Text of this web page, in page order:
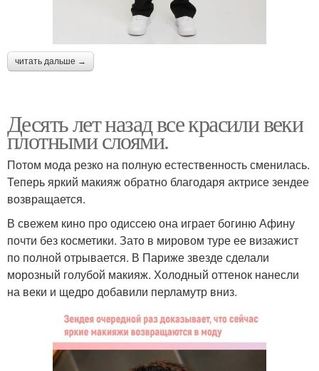
читать дальше →
Десять лет назад все красили веки
плотными слоями.
Потом мода резко на полную естественность сменилась.
Теперь яркий макияж обратно благодаря актрисе зендее
возвращается.
В свежем кино про одиссею она играет богиню Афину
почти без косметики. Зато в мировом туре ее визажист
по полной отрывается. В Париже звезде сделали
морозный голубой макияж. Холодный оттенок нанесли
на веки и щедро добавили перламутр вниз.